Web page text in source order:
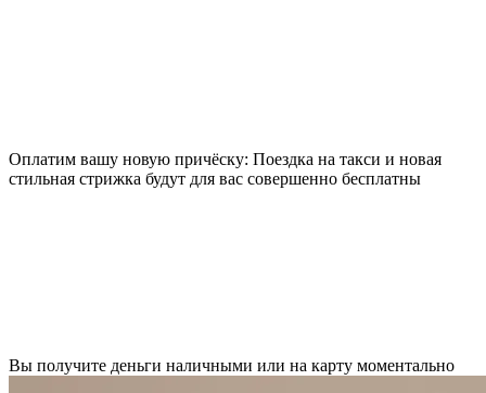
Оплатим вашу новую причёску: Поездка на такси и новая
стильная стрижка будут для вас совершенно бесплатны
Вы получите деньги наличными или на карту моментально